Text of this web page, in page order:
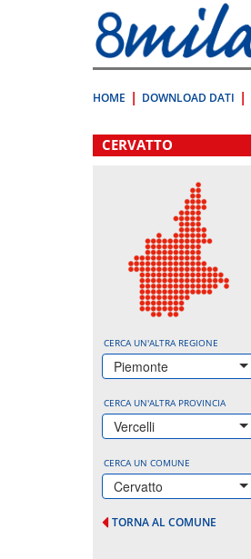
direttamente
a:
Contenuto
HOME DOWNLOAD DATI
.
CERVATTO
CERCA UN'ALTRA REGIONE
Piemonte
CERCA UN'ALTRA PROVINCIA
Vercelli
CERCA UN COMUNE
Cervatto
TORNA AL COMUNE